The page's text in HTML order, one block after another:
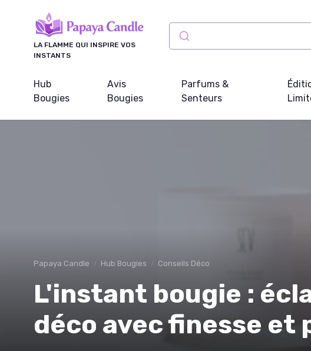
LA FLAMME QUI INSPIRE VOS
INSTANTS
Hub
Bougies
Avis
Bougies
Parfums &
Senteurs
Papaya Candle Hub Bougies Conseils Déco
L'instant bougie :
déco avec finesse et